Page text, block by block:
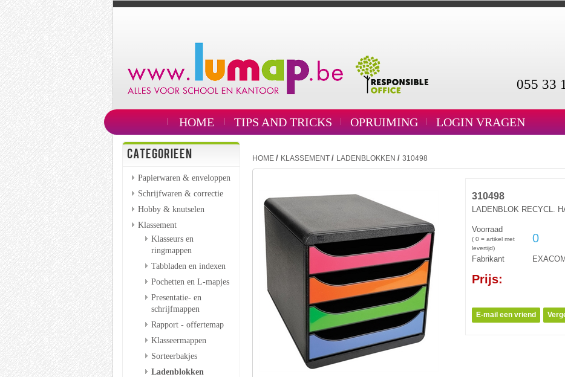
055 33
HOME TIPS AND TRICKS OPRUIMING LOGIN VRAGEN
CATEGORIEEN
Papierwaren & enveloppen
Schrijfwaren & correctie
Hobby & knutselen
Klassement
Klasseurs en
ringmappen
Tabbladen en indexen
Pochetten en L-mapjes
Presentatie- en
schrijfmappen
Rapport - offertemap
Klasseermappen
Sorteerbakjes
Ladenblokken
HOME / KLASSEMENT / LADENBLOKKEN / 310498
310498
LADENBLOK RECYCL.
Voorraad
( 0 = artikel met
levertijd)
0
Fabrikant
Prijs: